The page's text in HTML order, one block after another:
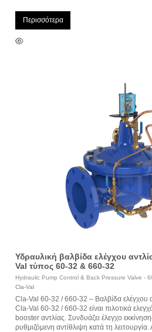
Περισσότερα
Υδραυλική βαλβίδα ελέγχου
Val τύπος 60-32 & 660-32
Hydraulic Pump Control & Back Pressure Valve -
Cla-Val
Cla-Val 60-32 / 660-32 – Βαλβίδα ελέγχου
Cla-Val 60-32 / 660-32 είναι πιλοτικά
booster αντλίας. Συνδυάζει έλεγχο
ρυθμιζόμενη αντίθλιψη κατά τη λειτουργία.